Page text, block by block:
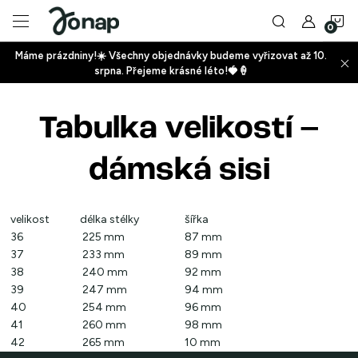
obsah
+
Máme prázdniny!☀️ Všechny objednávky budeme vyřizovat až 10.
srpna. Přejeme krásné léto!🍓🍦
Tabulka velikostí –
dámská sisi
velikost délka stélky
šířka
36
225 mm
87 mm
37
233 mm
89 mm
38
240 mm
92 mm
39
247 mm
94 mm
40
254 mm
96 mm
41
260 mm
98 mm
42
265 mm 10 mm